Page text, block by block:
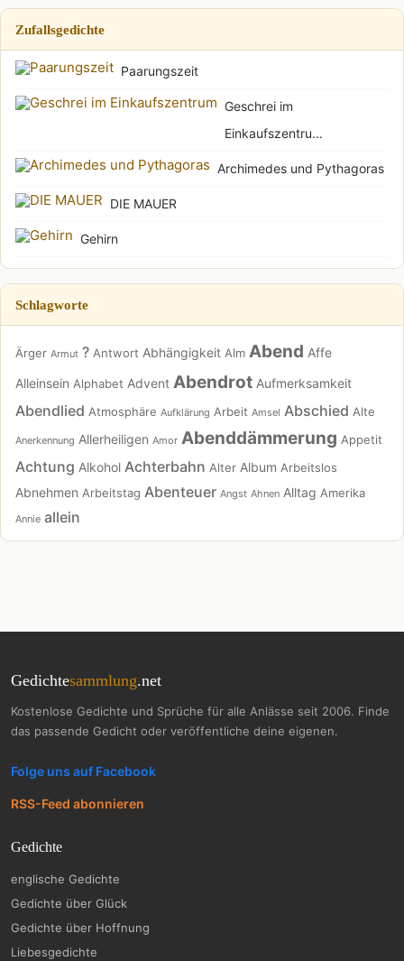
Zufallsgedichte
Paarungszeit
Geschrei im
Einkaufszentru...
Archimedes und Pythagoras
DIE MAUER
Gehirn
Schlagworte
Ärger Armut ? Antwort Abhängigkeit Alm Abend Affe
Alleinsein Alphabet Advent Abendrot Aufmerksamkeit
Abendlied Atmosphäre Aufklärung Arbeit Amsel Abschied Alte
Anerkennung Allerheiligen Amor Abenddämmerung Appetit
Achtung Alkohol Achterbahn Alter Album Arbeitslos
Abnehmen Arbeitstag Abenteuer Angst Ahnen Alltag Amerika
Annie allein
Gedichtesammlung.net
Kostenlose Gedichte und Sprüche für alle Anlässe seit 2006. Finde
das passende Gedicht oder veröffentliche deine eigenen.
Folge uns auf Facebook
RSS-Feed abonnieren
Gedichte
englische Gedichte
Gedichte über Glück
Gedichte über Hoffnung
Liebesgedichte